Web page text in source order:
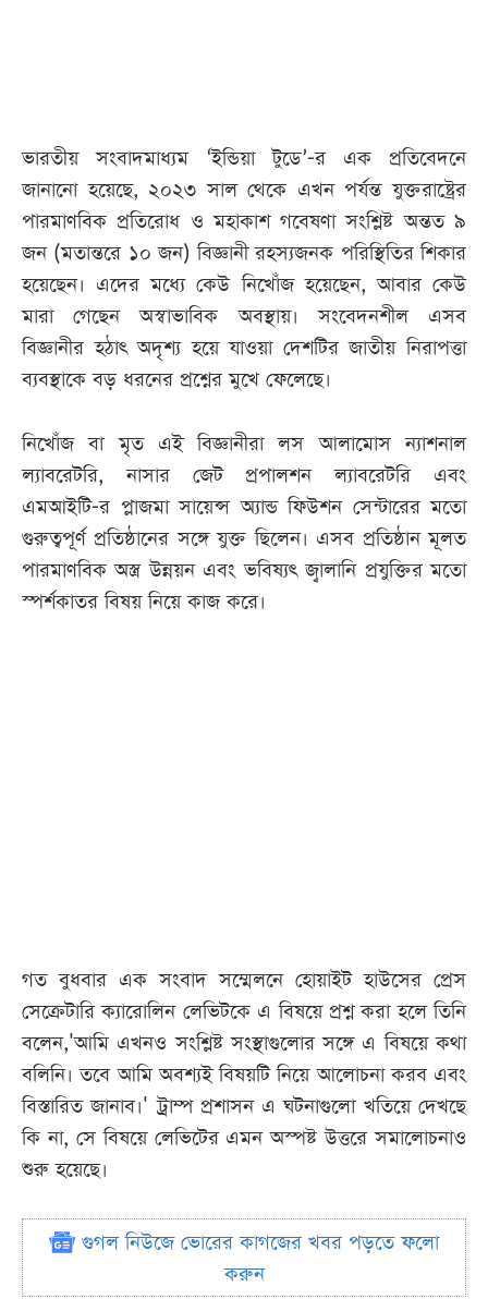
ভারতীয় সংবাদমাধ্যম ‘ইন্ডিয়া টুডে’-র এক প্রতিবেদনে
জানানো হয়েছে, ২০২৩ সাল থেকে এখন পর্যন্ত যুক্তরাষ্ট্রের
পারমাণবিক প্রতিরোধ ও মহাকাশ গবেষণা সংশ্লিষ্ট অন্তত ৯
জন (মতান্তরে ১০ জন) বিজ্ঞানী রহস্যজনক পরিস্থিতির শিকার
হয়েছেন। এদের মধ্যে কেউ নিখোঁজ হয়েছেন, আবার কেউ
মারা গেছেন অস্বাভাবিক অবস্থায়। সংবেদনশীল এসব
বিজ্ঞানীর হঠাৎ অদৃশ্য হয়ে যাওয়া দেশটির জাতীয় নিরাপত্তা
ব্যবস্থাকে বড় ধরনের প্রশ্নের মুখে ফেলেছে।
নিখোঁজ বা মৃত এই বিজ্ঞানীরা লস আলামোস ন্যাশনাল
ল্যাবরেটরি, নাসার জেট প্রপালশন ল্যাবরেটরি এবং
এমআইটি-র প্লাজমা সায়েন্স অ্যান্ড ফিউশন সেন্টারের মতো
গুরুত্বপূর্ণ প্রতিষ্ঠানের সঙ্গে যুক্ত ছিলেন। এসব প্রতিষ্ঠান মূলত
পারমাণবিক অস্ত্র উন্নয়ন এবং ভবিষ্যৎ জ্বালানি প্রযুক্তির মতো
স্পর্শকাতর বিষয় নিয়ে কাজ করে।
গত বুধবার এক সংবাদ সম্মেলনে হোয়াইট হাউসের প্রেস
সেক্রেটারি ক্যারোলিন লেভিটকে এ বিষয়ে প্রশ্ন করা হলে তিনি
বলেন,'আমি এখনও সংশ্লিষ্ট সংস্থাগুলোর সঙ্গে এ বিষয়ে কথা
বলিনি। তবে আমি অবশ্যই বিষয়টি নিয়ে আলোচনা করব এবং
বিস্তারিত জানাব।' ট্রাম্প প্রশাসন এ ঘটনাগুলো খতিয়ে দেখছে
কি না, সে বিষয়ে লেভিটের এমন অস্পষ্ট উত্তরে সমালোচনাও
শুরু হয়েছে।
গুগল নিউজে ভোরের কাগজের খবর পড়তে ফলো
করুন